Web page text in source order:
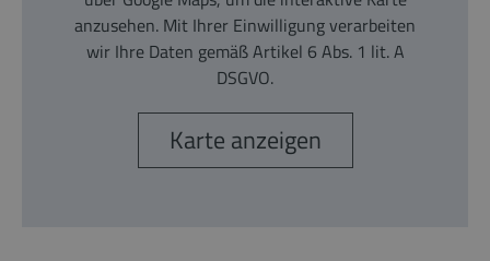
anzusehen. Mit Ihrer Einwilligung verarbeiten
wir Ihre Daten gemäß Artikel 6 Abs. 1 lit. A
DSGVO.
Karte anzeigen